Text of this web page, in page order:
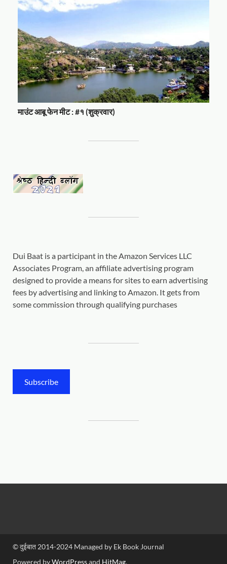
माउंट आबू फेन मीट : #१ (शुक्रवार)
Dui Baat is a participant in the Amazon Services LLC
Associates Program, an affiliate advertising program
designed to provide a means for sites to earn advertising
fees by advertising and linking to Amazon. It gets from
some commission through qualifying purchases
Subscribe
© दुईबात 2014-2024 Managed by Ek Book Journal
Powered byWordPressand HitMag.